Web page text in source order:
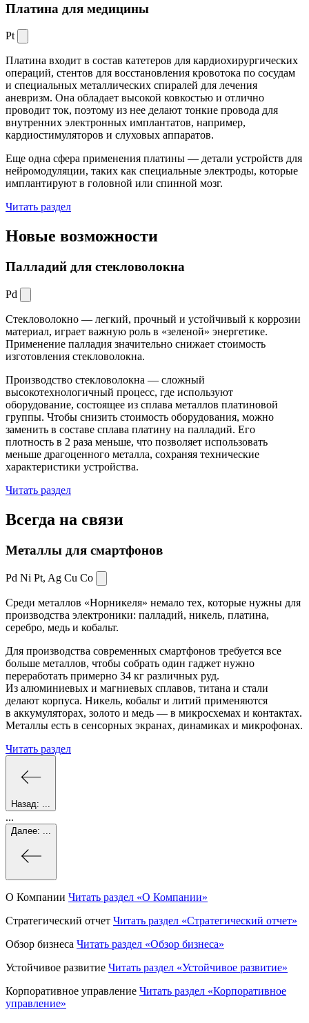
Платина для медицины
Pt
Платина входит в состав катетеров для кардиохирургических
операций, стентов для восстановления кровотока по сосудам
и специальных металлических спиралей для лечения
аневризм. Она обладает высокой ковкостью и отлично
проводит ток, поэтому из нее делают тонкие провода для
внутренних электронных имплантатов, например,
кардиостимуляторов и слуховых аппаратов.
Еще одна сфера применения платины — детали устройств для
нейромодуляции, таких как специальные электроды, которые
имплантируют в головной или спинной мозг.
Читать раздел
Новые возможности
Палладий для стекловолокна
Pd
Стекловолокно — легкий, прочный и устойчивый к коррозии
материал, играет важную роль в «зеленой» энергетике.
Применение палладия значительно снижает стоимость
изготовления стекловолокна.
Производство стекловолокна — сложный
высокотехнологичный процесс, где используют
оборудование, состоящее из сплава металлов платиновой
группы. Чтобы снизить стоимость оборудования, можно
заменить в составе сплава платину на палладий. Его
плотность в 2 раза меньше, что позволяет использовать
меньше драгоценного металла, сохраняя технические
характеристики устройства.
Читать раздел
Всегда на связи
Металлы для смартфонов
Pd Ni Pt, Ag Cu Co
Среди металлов «Норникеля» немало тех, которые нужны для
производства электроники: палладий, никель, платина,
серебро, медь и кобальт.
Для производства современных смартфонов требуется все
больше металлов, чтобы собрать один гаджет нужно
переработать примерно 34 кг различных руд.
Из алюминиевых и магниевых сплавов, титана и стали
делают корпуса. Никель, кобальт и литий применяются
в аккумуляторах, золото и медь — в микросхемах и контактах.
Металлы есть в сенсорных экранах, динамиках и микрофонах.
Читать раздел
Назад:
...
Далее:
О Компании Читать раздел «О Компании»
Стратегический отчет Читать раздел «Стратегический отчет»
Обзор бизнеса Читать раздел «Обзор бизнеса»
Устойчивое развитие Читать раздел «Устойчивое развитие»
Корпоративное управление Читать раздел «Корпоративное
управление»